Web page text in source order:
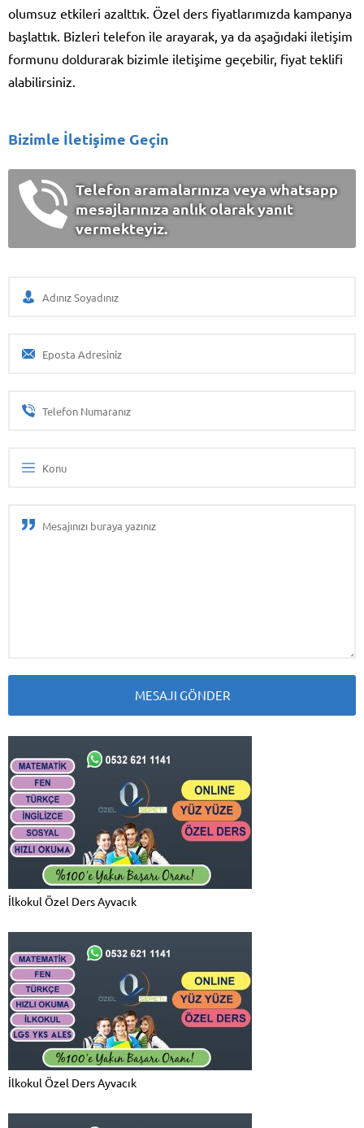
olumsuz etkileri azalttık. Özel ders fiyatlarımızda kampanya
başlattık. Bizleri telefon ile arayarak, ya da aşağıdaki iletişim
formunu doldurarak bizimle iletişime geçebilir, fiyat teklifi
alabilirsiniz.
Bizimle İletişime Geçin
Telefon aramalarınıza veya whatsapp
mesajlarınıza anlık olarak yanıt
vermekteyiz.
İlkokul Özel Ders Ayvacık
İlkokul Özel Ders Ayvacık